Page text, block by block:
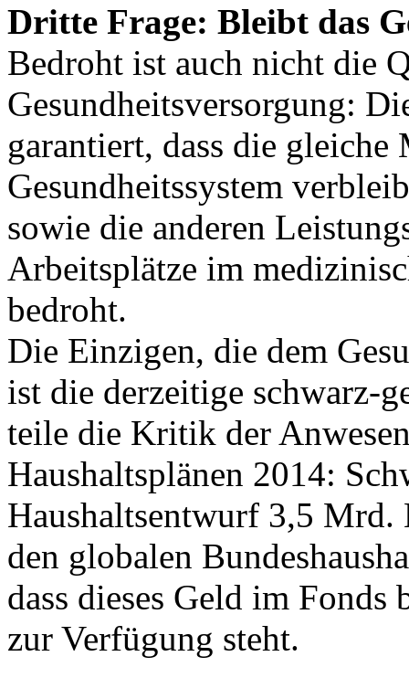
Dritte Frage: Bleibt das
Bedroht ist auch nicht die
Gesundheitsversorgung:
garantiert, dass die gleiche
Gesundheitssystem
sowie die anderen
Arbeitsplätze im
bedroht.
Die Einzigen, die dem
ist die derzeitige schwarz-
teile die Kritik der
Haushaltsplänen 2014:
Haushaltsentwurf 3,5 Mrd.
den globalen
dass dieses Geld im
zur Verfügung steht.